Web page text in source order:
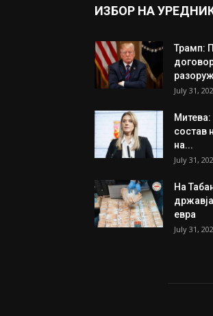
ИЗБОР НА
Трамп:
July 31,
состав
на...
July 31,
На
евра
July 31,